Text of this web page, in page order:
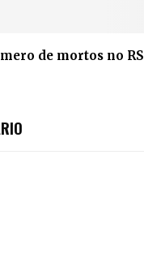
de mortos no RS